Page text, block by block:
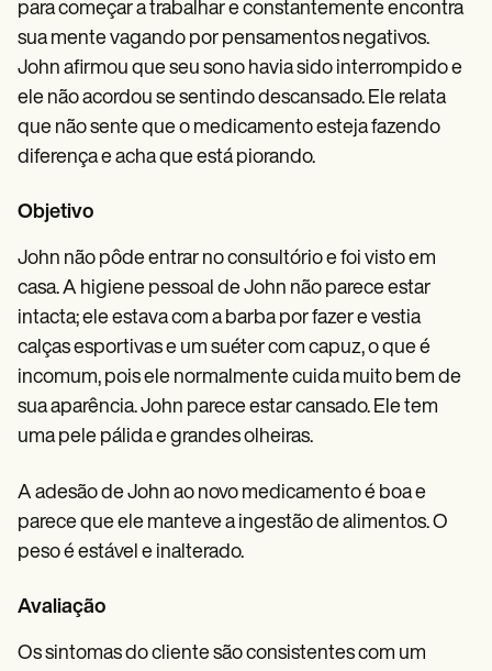
para começar a trabalhar e constantemente encontra
sua mente vagando por pensamentos negativos.
John afirmou que seu sono havia sido interrompido e
ele não acordou se sentindo descansado. Ele relata
que não sente que o medicamento esteja fazendo
diferença e acha que está piorando.
Objetivo
John não pôde entrar no consultório e foi visto em
casa. A higiene pessoal de John não parece estar
intacta; ele estava com a barba por fazer e vestia
calças esportivas e um suéter com capuz, o que é
incomum, pois ele normalmente cuida muito bem de
sua aparência. John parece estar cansado. Ele tem
uma pele pálida e grandes olheiras.
A adesão de John ao novo medicamento é boa e
parece que ele manteve a ingestão de alimentos. O
peso é estável e inalterado.
Avaliação
Os sintomas do cliente são consistentes com um